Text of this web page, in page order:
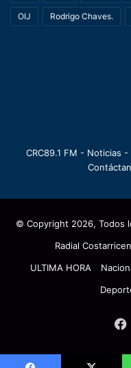
OIJ Rodrigo Chaves.
CRC89.1 FM - Noticias
© Copyright 2026, Todos
Radial
ULTIMA HORA